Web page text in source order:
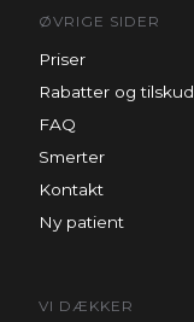
ØVRIGE SIDER
Priser
Rabatter og tilskud
FAQ
Smerter
Kontakt
Ny patient
VI DÆKKER